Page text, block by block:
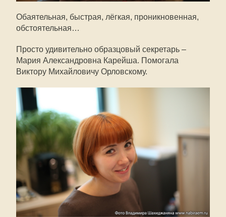
Обаятельная, быстрая, лёгкая, проникновенная,
обстоятельная…
Просто удивительно образцовый секретарь –
Мария Александровна Карейша. Помогала
Виктору Михайловичу Орловскому.